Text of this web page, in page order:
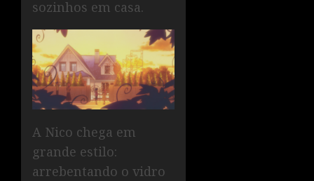
sozinhos em casa.
A Nico chega em
grande estilo:
arrebentando o vidro